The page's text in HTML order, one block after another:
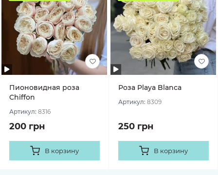
Пионовидная роза
Chiffon
Артикул: 8316
200 грн
В корзину
Роза Playa Blanca
Артикул: 8309
250 грн
В корзину